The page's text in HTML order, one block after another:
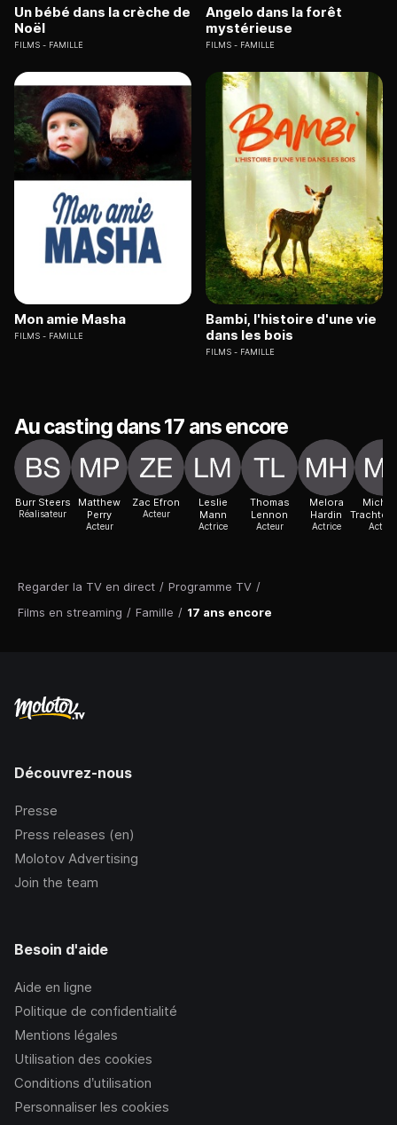
Regarder la TV en direct / Programme TV /
Films en streaming / Famille / 17 ans encore
Un bébé dans la crèche de
Noël
FILMS FAMILLE
Angelo dans la forêt
mystérieuse
FILMS FAMILLE
Mon amie Masha
FILMS FAMILLE
Bambi, l'histoire d'une vie
dans les bois
FILMS FAMILLE
Au casting dans 17 ans encore
Burr Steers
Réalisateur
Matthew
Perry
Acteur
Zac Efron
Acteur
Leslie
Mann
Actrice
Thomas
Lennon
Acteur
Melora
Hardin
Actrice Actrice
Découvrez-nous
Presse
Press releases (en)
Molotov Advertising
Join the team
Besoin d'aide
Aide en ligne
Politique de confidentialité
Mentions légales
Utilisation des cookies
Conditions d’utilisation
Personnaliser les cookies